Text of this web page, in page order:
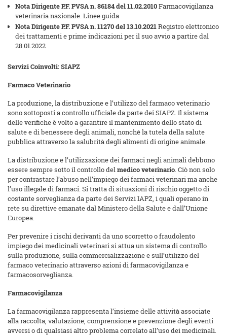
Nota Dirigente P.F. PVSA n. 86184 del 11.02.2010Farmacovigilanza
veterinaria nazionale. Linee guida
Nota Dirigente P.F. PVSA n. 11270 del 13.10.2021Registro elettronico
dei trattamenti e prime indicazioni per il suo avvio a partire dal
28.01.2022
Servizi Coinvolti: SIAPZ
Farmaco Veterinario
La produzione, la distribuzione e l’utilizzo del farmaco veterinario
sono sottoposti a controllo ufficiale da parte dei SIAPZ. Il sistema
delle verifiche è volto a garantire il mantenimento dello stato di
salute e di benessere degli animali, nonché la tutela della salute
pubblica attraverso la salubrità degli alimenti di origine animale.
La distribuzione e l’utilizzazione dei farmaci negli animali debbono
essere sempre sotto il controllo delmedico veterinario. Ciò non solo
per contrastare l’abuso nell’impiego dei farmaci veterinari ma anche
l’uso illegale di farmaci. Si tratta di situazioni di rischio oggetto di
costante sorveglianza da parte dei Servizi IAPZ, i quali operano in
rete su direttive emanate dal Ministero della Salute e dall’Unione
Europea.
Per prevenire i rischi derivanti da uno scorretto o fraudolento
impiego dei medicinali veterinari si attua un sistema di controllo
sulla produzione, sulla commercializzazione e sull’utilizzo del
farmaco veterinario attraverso azioni di farmacovigilanza e
farmacosorveglianza.
Farmacovigilanza
La farmacovigilanza rappresenta l’insieme delle attività associate
alla raccolta, valutazione, comprensione e prevenzione degli eventi
avversi o di qualsiasi altro problema correlato all’uso dei medicinali.